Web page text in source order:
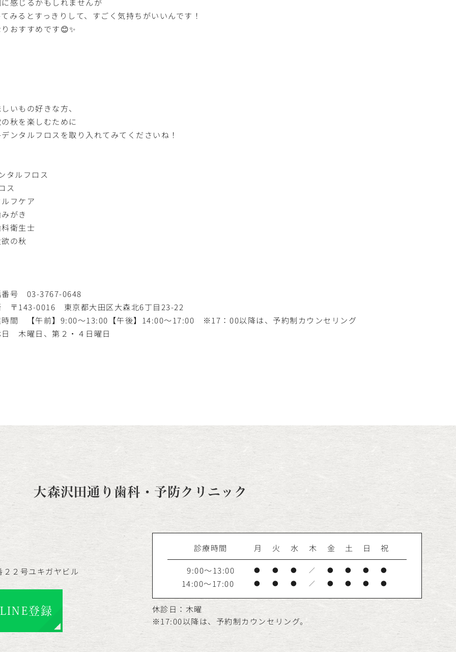
みるとすっきりして、すごく気持ちがいいんです！
おすすめです😊✨
いもの好きな方、
秋を楽しむために
ンタルフロスを取り入れてみてくださいね！
タルフロス
ス
フケア
がき
衛生士
の秋
番号 03-3767-0648
〒143-0016 東京都大田区大森北6丁目23-22
時間 【午前】9:00〜13:00【午後】14:00〜17:00 ※17：00以降は、予約制カウンセリング
日 木曜日、第２・４日曜日
大森沢田通り歯科・予防クリニック
２２号ユキガヤビル
LINE登録
診療時間 月 火 水 木 金 土 日
祝
9:00～13:00
● ● ● ／ ● ● ● ●
14:00～17:00 ● ● ● ／ ● ● ● ●
休診日：木曜
※17:00以降は、予約制カウンセリング。